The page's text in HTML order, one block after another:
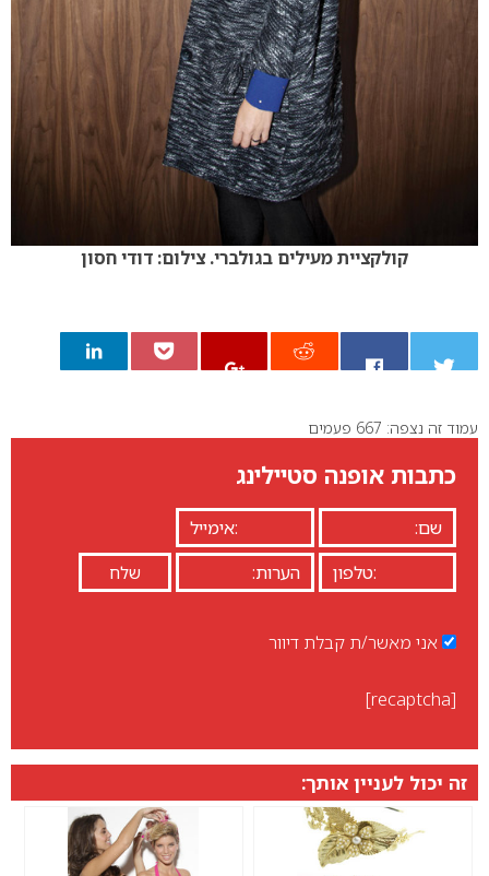
קולקציית מעילים בגולברי. צילום: דודי חסון
0
עמוד זה נצפה: 667 פעמים
כתבות אופנה סטיילינג
אני מאשר/ת קבלת דיוור
[recaptcha]
זה יכול לעניין אותך: